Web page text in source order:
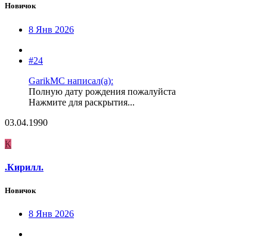
Новичок
8 Янв 2026
#24
GarikMC написал(а):
Полную дату рождения пожалуйста
Нажмите для раскрытия...
03.04.1990
К
.Кирилл.
Новичок
8 Янв 2026